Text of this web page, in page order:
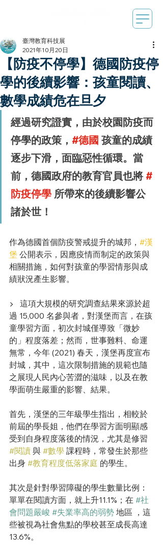
【防疫不停學】德國防疫停
學的後續影響：孩童閱讀、
數學成績危在旦夕
臺灣教育科技展
2021年10月20日
經過研究證實，由於校園防疫而
停學的政策， #德國 孩童的成績
逐步下滑，面臨惡性循環。當
前，德國政府的教育官員也將 #
防疫停學 所帶來的後續影響公
諸於世！
作為德國首個防疫警戒提升的城邦， #漢
堡 公開表示，因應疫情而制定的政策與
相關措施，如何對孩童的學習情形與成
績狀況產生影響。
▶︎   這項大規模的研究調查結果來源於超
過 15,000 名參與者，對漢堡而言，在孩
童學習方面，初次封城僅導致「微妙
的」程度落差；然而，世事難料、命運
無常，今年 (2021) 春天，漢堡再度宣布
封城，其中，這次限制措施的規範也隨
之展現人民內心苦澀的滋味，以及在教
學面萌生嚴重的影響、結果。
首先，漢堡的三年級學生指出，相較於
前屆的學長姐，他們在學習方面明顯感
受到自身程度落後的情況，尤其是修習
#閱讀 與 #數學 課程時，常發生於那些
出身 #教育程度低落家庭 的學生。
其次是針對學習障礙的學生數量比例：
單單在閱讀方面，就上升11.1%；在 #社
會問題嚴峻 #失業率高的弱勢 地區 ，這
些被視為社會焦點的學校甚至成長高達
13.6%。